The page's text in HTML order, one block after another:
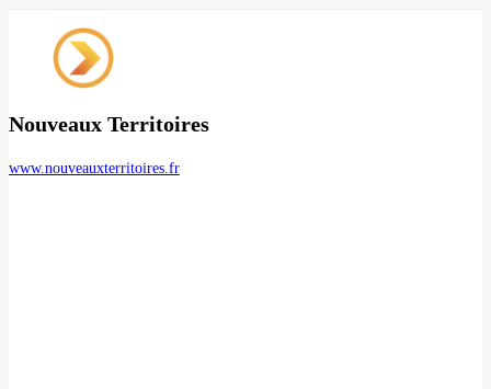
Nouveaux Territoires
www.nouveauxterritoires.fr